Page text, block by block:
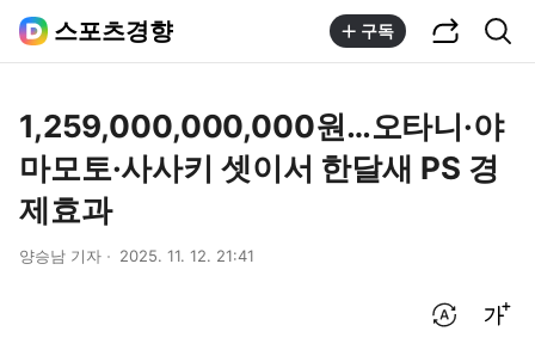
스포츠경향 구독
1,259,000,000,000원…오타니·야
마모토·사사키 셋이서 한달새 PS 경
제효과
양승남 기자 2025. 11. 12. 21:41